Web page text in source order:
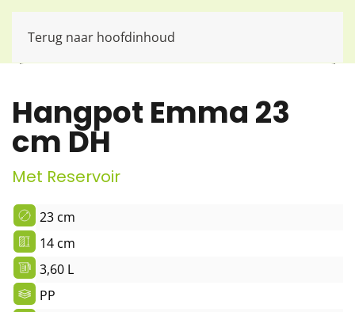
Terug naar hoofdinhoud
Hangpot Emma 23
cm DH
Met Reservoir
23 cm
14 cm
3,60 L
PP